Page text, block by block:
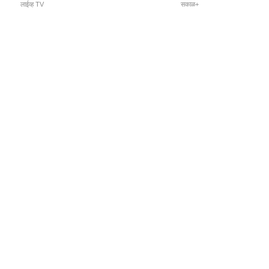
लाईव्ह TV सकाळ+